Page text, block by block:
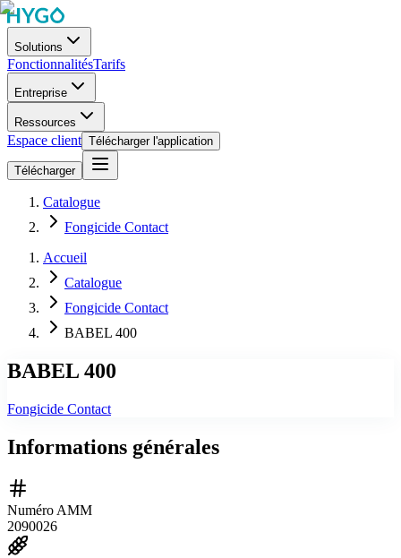
Solutions
FonctionnalitésTarifs
Entreprise
Ressources
Espace client Télécharger l'application
Télécharger
Catalogue
Fongicide Contact
Accueil
Catalogue
Fongicide Contact
BABEL 400
BABEL 400
Fongicide Contact
Informations générales
Numéro AMM
2090026